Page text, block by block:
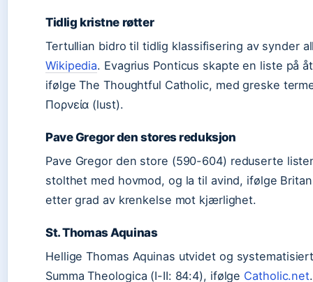
Tidlig kristne røtter
Tertullian bidro til tidlig klassifisering av synder
Wikipedia. Evagrius Ponticus skapte en liste på
ifølge The Thoughtful Catholic, med greske
Πορνεία (lust).
Pave Gregor den stores reduksjon
Pave Gregor den store (590-604) reduserte
stolthet med hovmod, og la til avind, ifølge
etter grad av krenkelse mot kjærlighet.
St. Thomas Aquinas
Hellige Thomas Aquinas utvidet og
Summa Theologica (I-II: 84:4), ifølge Catholic.net